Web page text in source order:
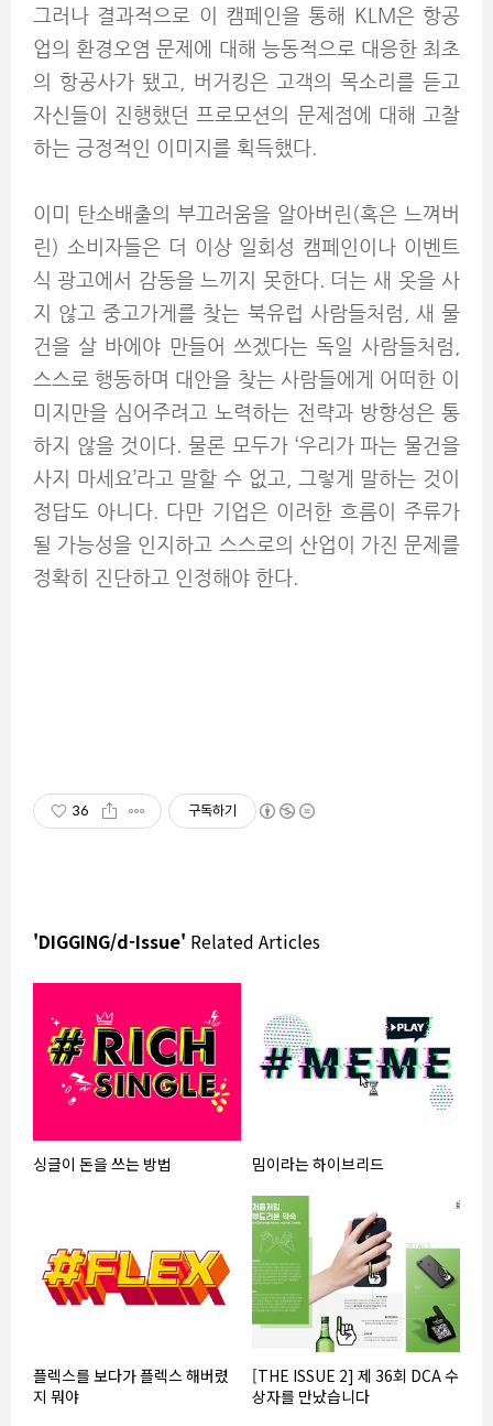
그러나 결과적으로 이 캠페인을 통해 KLM은 항공
업의 환경오염 문제에 대해 능동적으로 대응한 최초
의 항공사가 됐고, 버거킹은 고객의 목소리를 듣고
자신들이 진행했던 프로모션의 문제점에 대해 고찰
하는 긍정적인 이미지를 획득했다.
이미 탄소배출의 부끄러움을 알아버린(혹은 느껴버
린) 소비자들은 더 이상 일회성 캠페인이나 이벤트
식 광고에서 감동을 느끼지 못한다. 더는 새 옷을 사
지 않고 중고가게를 찾는 북유럽 사람들처럼, 새 물
건을 살 바에야 만들어 쓰겠다는 독일 사람들처럼,
스스로 행동하며 대안을 찾는 사람들에게 어떠한 이
미지만을 심어주려고 노력하는 전략과 방향성은 통
하지 않을 것이다. 물론 모두가 ‘우리가 파는 물건을
사지 마세요’라고 말할 수 없고, 그렇게 말하는 것이
정답도 아니다. 다만 기업은 이러한 흐름이 주류가
될 가능성을 인지하고 스스로의 산업이 가진 문제를
정확히 진단하고 인정해야 한다.
36 구독하기
'DIGGING/d-Issue' Related Articles
싱글이 돈을 쓰는 방법 밈이라는 하이브리드
플렉스를 보다가 플렉스 해버렸
지 뭐야
[THE ISSUE 2] 제 36회 DCA 수
상자를 만났습니다